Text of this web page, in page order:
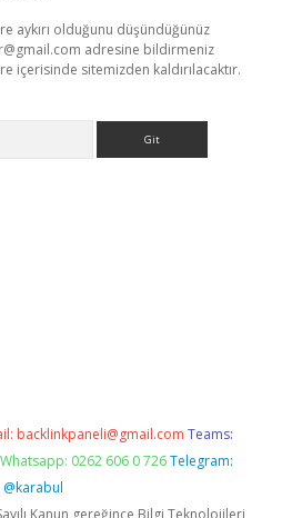
aykırı olduğunu düşündüğünüz
adresine bildirmeniz
içerisinde sitemizden kaldırılacaktır.
backlinkpaneli@gmail.com Teams:
Whatsapp: 0262 606 0 726 Telegram:
@karabul
Kanun gereğince Bilgi Teknolojileri